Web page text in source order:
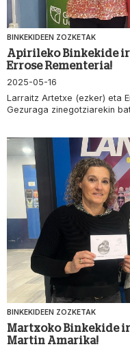
BINKEKIDEEN ZOZKETAK
Apirileko Binkekide
Errose Rementeria!
2025-05-16
Larraitz Artetxe (ezker) eta
Gezuraga zinegotziarekin
BINKEKIDEEN ZOZKETAK
Martxoko Binkekide
Martin Amarika!